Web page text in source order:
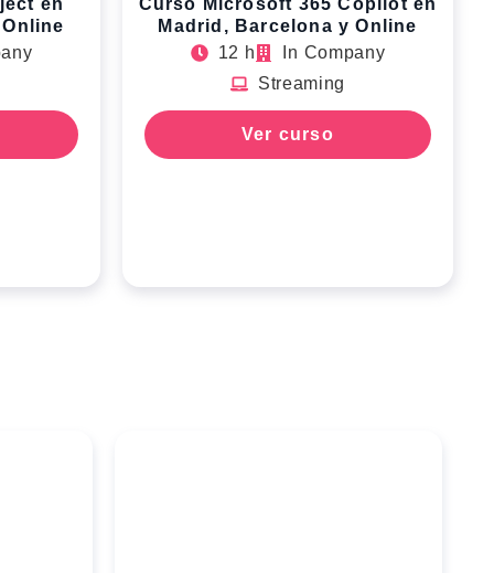
en
Curso Microsoft 365 Copilot en
Madrid, Barcelona y Online
12 h
In Company
Streaming
Ver curso